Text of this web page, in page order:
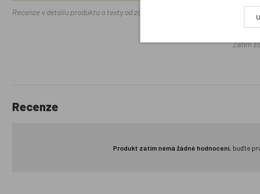
Recenze v detailu produktu a texty od zákazníků v poradně odrážejí
Zatím
Recenze
Produkt zatím nemá žádné hodnocení, buďte